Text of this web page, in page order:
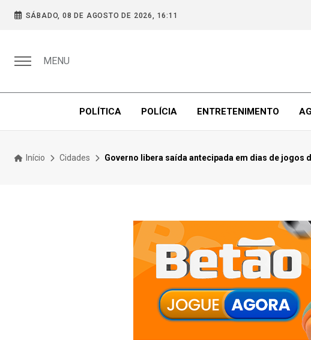
SÁBADO, 08 DE AGOSTO DE 2026, 16:11
MENU
POLÍTICA POLÍCIA ENTRETENIMENTO
Início Cidades Governo libera saída antecipada em dias de jogos